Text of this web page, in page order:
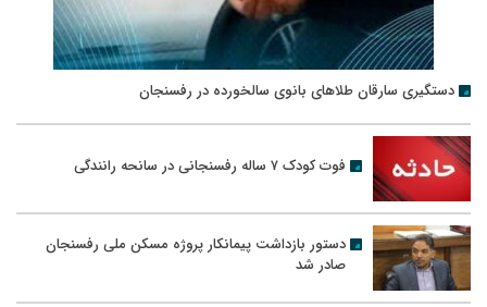
دستگیری سارقان طلاهای بانوی سالخورده در رفسنجان
فوت کودک ۷ ساله رفسنجانی در سانحه رانندگی
دستور بازداشت پیمانکار پروژه مسکن ملی رفسنجان
صادر شد